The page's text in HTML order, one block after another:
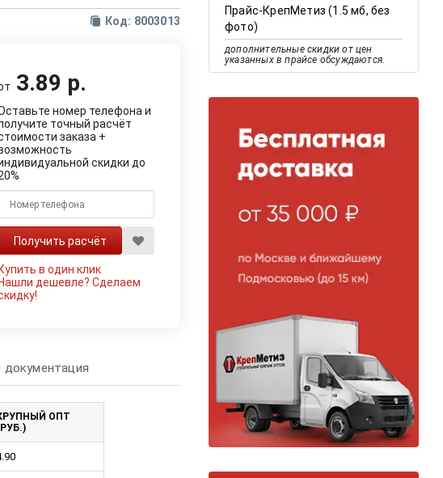
Прайс-КрепМетиз (1.5 мб, без
фото)
дополнительные скидки от цен
указанных в прайсе обсуждаются.
Код: 8003013
3.89 р.
номер телефона и
точный расчёт
заказа +
скидки до
Купить в один клик
Нашли дешевле?Сделаем
ОПТ